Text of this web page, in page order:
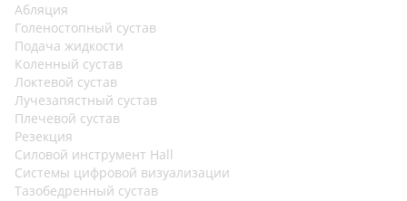
Абляция
Голеностопный сустав
Подача жидкости
Коленный сустав
Локтевой сустав
Лучезапястный сустав
Плечевой сустав
Резекция
Силовой инструмент Hall
Системы цифровой визуализации
Тазобедренный сустав